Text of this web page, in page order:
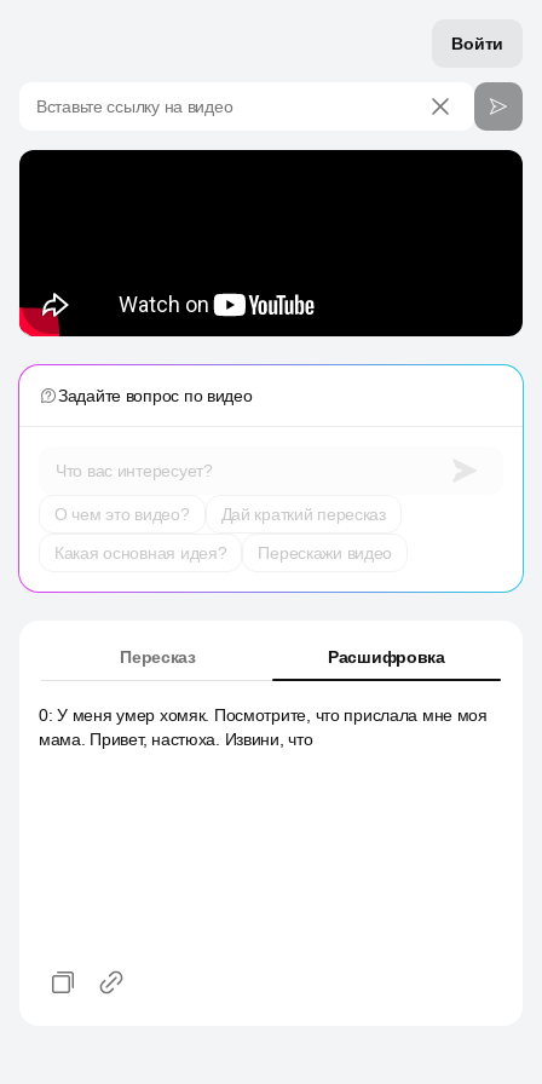
Войти
Вставьте ссылку на видео
Задайте вопрос по видео
Что вас интересует?
О чем это видео?
Дай краткий пересказ
Какая основная идея?
Перескажи видео
Пересказ Расшифровка
0:У меня умер хомяк. Посмотрите, что прислала мне моя
мама. Привет, настюха. Извини, что